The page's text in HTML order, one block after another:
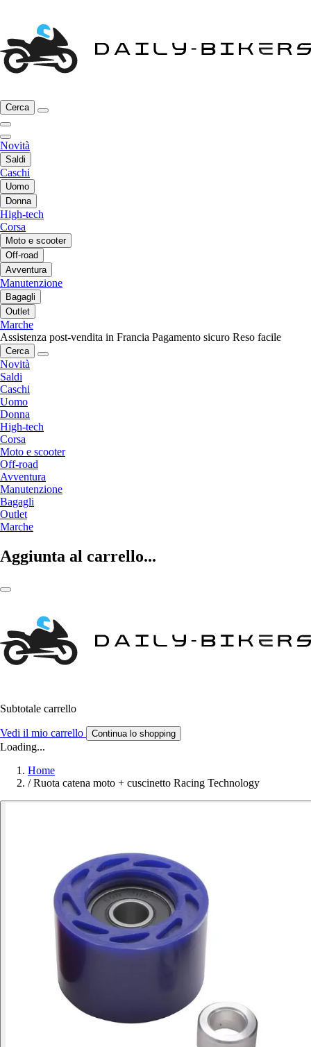
Cerca
Novità
Saldi
Caschi
Uomo
Donna
High-tech
Corsa
Moto e scooter
Off-road
Avventura
Manutenzione
Bagagli
Outlet
Marche
Assistenza post-vendita in Francia Pagamento sicuro Reso facile
Cerca
Novità
Saldi
Caschi
Uomo
Donna
High-tech
Corsa
Moto e scooter
Off-road
Avventura
Manutenzione
Bagagli
Outlet
Marche
Aggiunta al carrello...
Subtotale carrello
Vedi il mio carrello Continua lo shopping
Loading...
Home
/ Ruota catena moto + cuscinetto Racing Technology